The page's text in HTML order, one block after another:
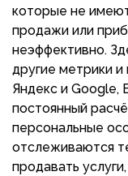
которые не
продажи или
неэффективно.
другие метрики
Яндекс и Google,
постоянный
персональные
отслеживаются
продавать